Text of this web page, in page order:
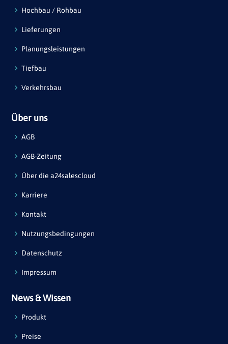
Hochbau / Rohbau
Lieferungen
Planungsleistungen
Tiefbau
Verkehrsbau
Über uns
AGB
AGB-Zeitung
Über die a24salescloud
Karriere
Kontakt
Nutzungsbedingungen
Datenschutz
Impressum
News & Wissen
Produkt
Preise